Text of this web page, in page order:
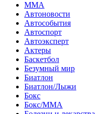
MMA
Автоновости
Автособытия
Автоспорт
Автоэксперт
Актеры
Баскетбол
Безумный мир
Биатлон
Биатлон/Лыжи
Бокс
Бокс/MMA